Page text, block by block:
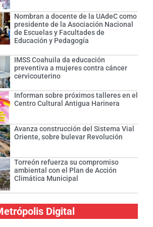
Nombran a docente de la UAdeC como
presidente de la Asociación Nacional
de Escuelas y Facultades de
Educación y Pedagogía
IMSS Coahuila da educación
preventiva a mujeres contra cáncer
cervicouterino
Informan sobre próximos talleres en el
Centro Cultural Antigua Harinera
Avanza construcción del Sistema Vial
Oriente, sobre bulevar Revolución
Torreón refuerza su compromiso
ambiental con el Plan de Acción
Climática Municipal
Digital